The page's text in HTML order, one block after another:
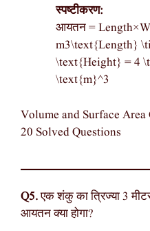
स्पष्टीकरण:
आयतन =
m3\text{Length}
\text{Height} = 4
\text{m}^3
Volume and Surface
20 Solved Questions
Q5.एक शंकु का त्रिज्या 3
आयतन क्या होगा?